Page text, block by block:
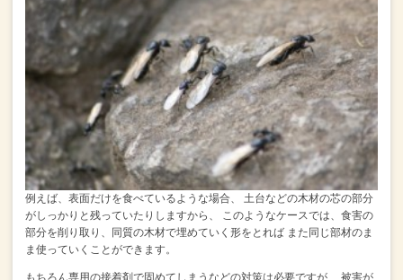
例えば、表面だけを食べているような場合、
土台などの木材の芯の部分
がしっかりと残っていたりしますから、
このようなケースでは、食害の
部分を削り取り、同質の木材で埋めていく形をとれば また同じ部材のま
ま使っていくことができます。